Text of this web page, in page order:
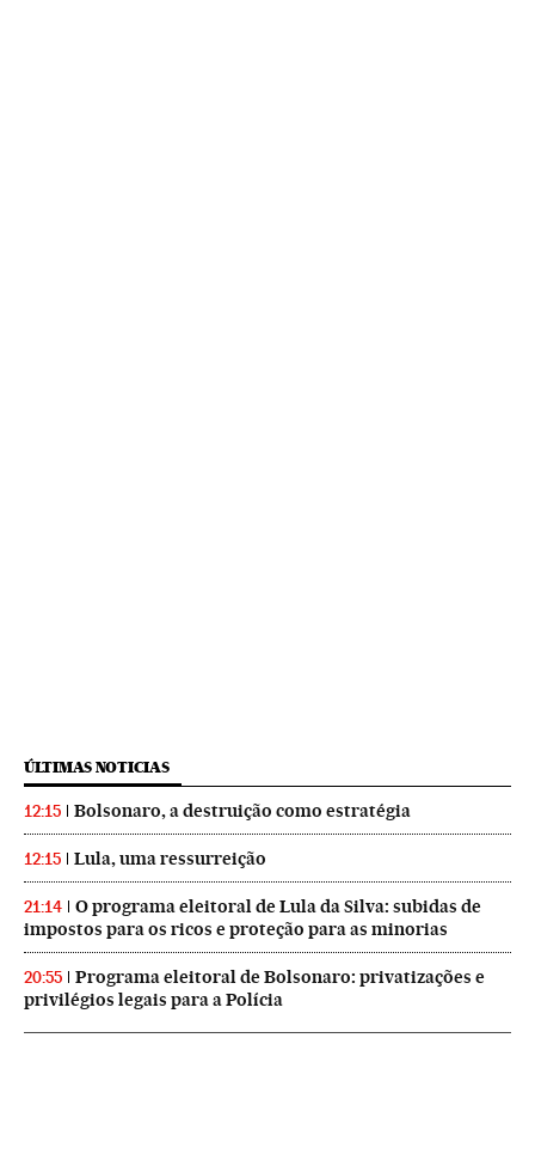
ÚLTIMAS NOTICIAS
12:15 Bolsonaro, a destruição como estratégia
12:15 Lula, uma ressurreição
21:14
O programa eleitoral de Lula da Silva: subidas de
impostos para os ricos e proteção para as minorias
20:55
Programa eleitoral de Bolsonaro: privatizações e
privilégios legais para a Polícia